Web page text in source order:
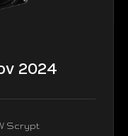
2024
Scrypt